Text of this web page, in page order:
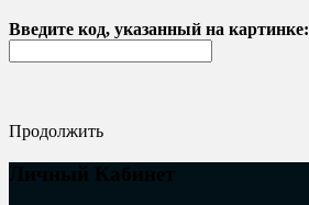
Введите код, указанный на картинке:
Продолжить